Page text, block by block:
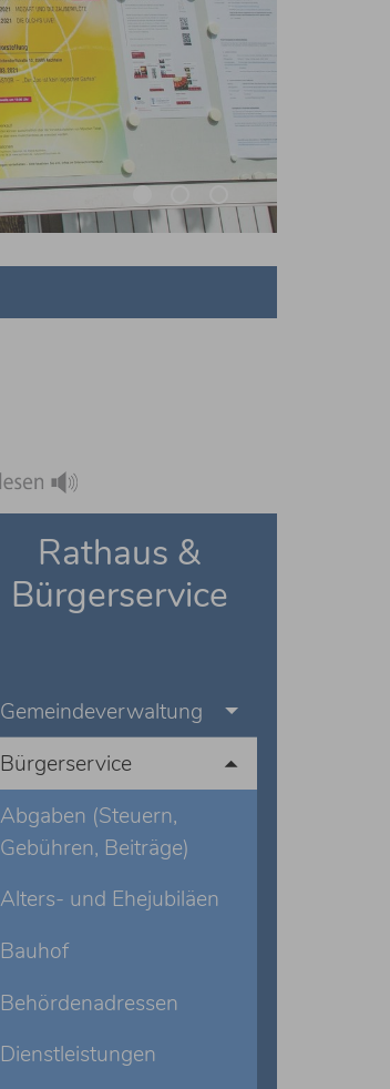
Rathaus &
Bürgerservice
Gemeindeverwaltung
Bürgerservice
Abgaben (Steuern,
Gebühren, Beiträge)
Alters- und Ehejubiläen
Bauhof
Behördenadressen
Dienstleistungen